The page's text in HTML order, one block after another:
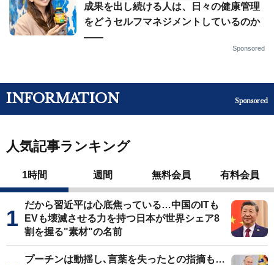
成果を出し続ける人は、日々の健康管理
をどうセルフマネジメントしているのか
——
Sponsored
INFORMATION Sponsored
人気記事ランキング
1時間 週間 無料会員 有料会員
だから習近平は心底焦っている…中国のITも
EVも壊滅させる力を持つ日本が世界シェア8
割を握る"素材"の名前
プーチンは動揺し､言葉を失ったとの指摘も…